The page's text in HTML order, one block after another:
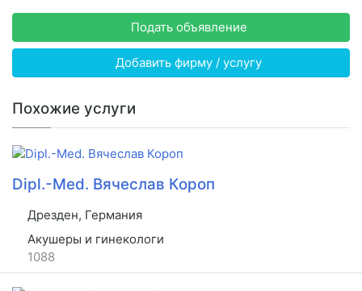
Подать объявление
Добавить фирму / услугу
Похожие услуги
Dipl.-Med. Вячеслав Короп
Дрезден, Германия
Акушеры и гинекологи
1088